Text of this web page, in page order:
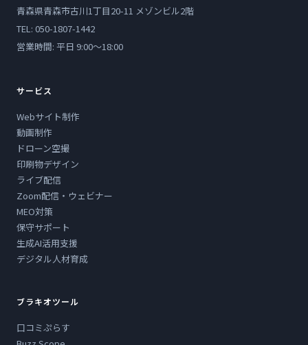
青森県青森市古川1丁目20-11 メゾンビル2階
TEL: 050-1807-1442
営業時間: 平日 9:00〜18:00
サービス
Webサイト制作
動画制作
ドローン空撮
印刷物デザイン
ライブ配信
Zoom配信・ウェビナー
MEO対策
保守サポート
生成AI活用支援
デジタル人材育成
ブラキオツール
口コミぷらす